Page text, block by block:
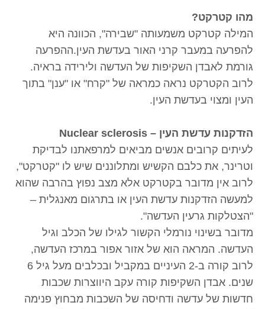
מהו קטרקט?
המילה קטרקט משמעותה "שבירה", הכוונה היא
להפרעה במעבר קרני האור בעדשת העין.ההפרעה
גורמת לאבדן השקיפות של העדשה ולירידה בראיה.
לרוב הקטרקט נראה כמראה של "קרח" או "ענן" בתוך
העין ומצוי בעדשת העין.
הזדקנות עדשת העין – Nuclear sclerosis
לעיתים קרובים אנשים מביאים למרפאתנו לבדיקת
וטרינר, את כלבם הקשיש ומתלוננים שיש לו "קטרקט",
לרוב אין מדובר בקטרקט אלא מצב נפוץ בהרבה שהוא
למעשה הזדקנות עדשת העין או בתרגום מאנגלית –
"הצטלקות גרעין העדשה".
מדובר בשינוי נורמלי הקשור לגילו של הכלב וגיל
העדשה. המראה הוא של אזור אפור במרכז העדשה,
לרוב קורה ב-2 העיניים במקביל ובכלבים מעל גיל 6
שנים. אבדן השקיפות קורה עקב היווצרות שכבות
חדשות של עדשה ודחיסה של השכבות מבחוץ פנימה